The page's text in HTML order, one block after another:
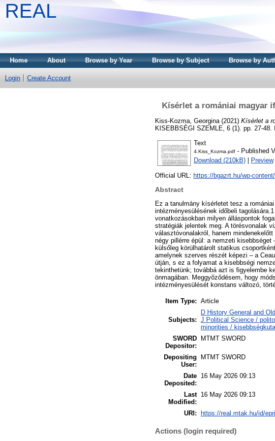
REAL
Home About Browse by Year Browse by Subject Browse by
Login Create Account
Kísérlet a romániai magyar
Kiss-Kozma, Georgina (2021) Kísérlet a
KISEBBSÉGI SZEMLE, 6 (1). pp. 27-48.
Text
4.Kiss_Kozma.pdf - Published
Download (210kB)
Preview
Official URL: https://bgazrt.hu/wp-
Abstract
Ez a tanulmány kísérletet tesz a
intézményesülésének időbeli
vonatkozásokban milyen álláspontok
stratégiák jelentek meg. A törésvonalak
választóvonalakról, hanem
négy pillérre épül: a nemzeti kisebbséget
külsőleg körülhatárolt statikus
amelynek szerves részét képezi – a
útján, s ez a folyamat a kisebbségi
tekinthetünk; továbbá azt is figyelembe
önmagában. Meggyőződésem, hogy
intézményesülését konstans változó,
Item Type: Article
Subjects:
D History General and
J Political Science /
minorities /
SWORD
Depositor:
MTMT SWORD
Depositing
User:
MTMT SWORD
Date
Deposited:
16 May 2026 09:13
Last
Modified:
16 May 2026 09:13
URI: https://real.mtak.hu/id/
Actions (login required)